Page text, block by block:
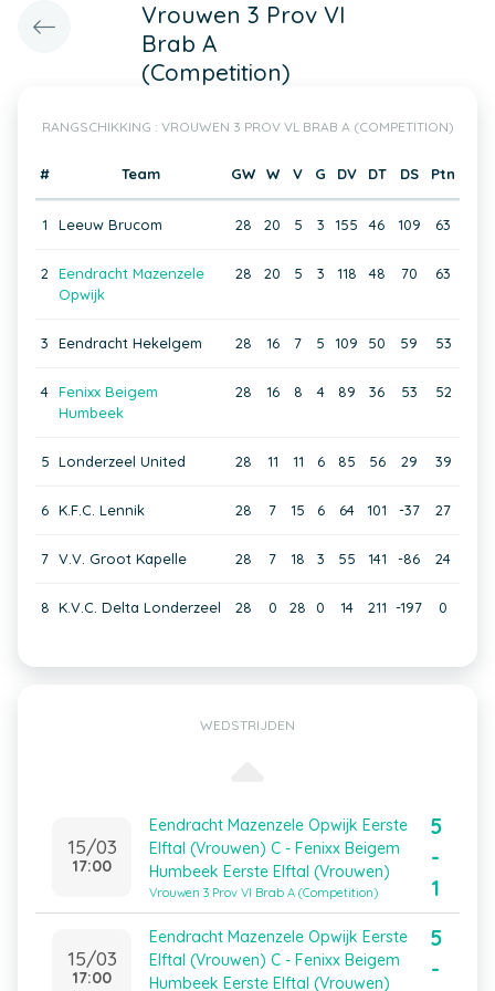
Vrouwen 3 Prov Vl
Brab A
(Competition)
RANGSCHIKKING : VROUWEN 3 PROV VL BRAB A (COMPETITION)
# Team GW W V G DV DT DS Ptn
1 Leeuw Brucom 28 20 5 3 155 46 109 63
2
Eendracht Mazenzele
Opwijk
28 20 5 3 118 48 70 63
3 Eendracht Hekelgem 28 16 7 5 109 50 59 53
4 Fenixx Beigem
Humbeek
28 16 8 4 89 36 53 52
5 Londerzeel United 28 11 11 6 85 56 29 39
6 K.F.C. Lennik 28 7 15 6 64 101 -37 27
7 V.V. Groot Kapelle 28 7 18 3 55 141 -86 24
8 K.V.C. Delta Londerzeel 28 0 28 0 14 211 -197 0
WEDSTRIJDEN
15/03
17:00
Eendracht Mazenzele Opwijk Eerste
Elftal (Vrouwen) C - Fenixx Beigem
Humbeek Eerste Elftal (Vrouwen)
Vrouwen 3 Prov Vl Brab A (Competition)
5
-
1
15/03
17:00
Eendracht Mazenzele Opwijk Eerste
Elftal (Vrouwen) C - Fenixx Beigem
Humbeek Eerste Elftal (Vrouwen)
5
-